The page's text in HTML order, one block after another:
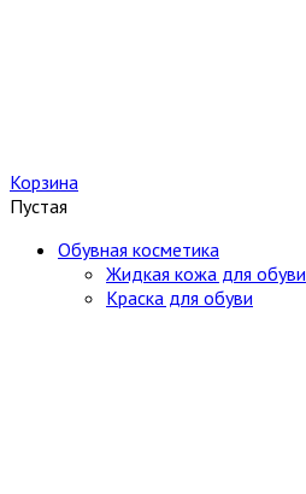
Корзина
Пустая
Обувная косметика
Жидкая кожа для обуви
Краска для обуви